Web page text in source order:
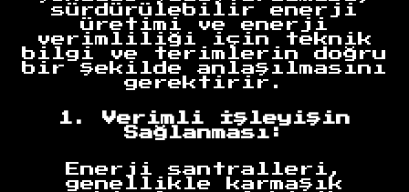
sürdürülebilir enerji
üretimi ve enerji
verimliliği için teknik
bilgi ve terimlerin doğru
bir şekilde anlaşılmasını
gerektirir.
1. Verimli İşleyişin
Sağlanması:
Enerji santralleri,
genellikle karmaşık